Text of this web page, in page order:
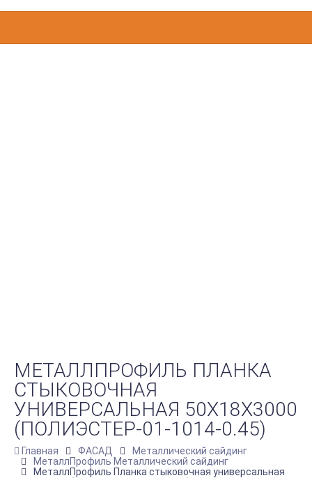
МЕТАЛЛПРОФИЛЬ ПЛАНКА
СТЫКОВОЧНАЯ
УНИВЕРСАЛЬНАЯ 50Х18Х3000
(ПОЛИЭСТЕР-01-1014-0.45)
Главная ФАСАД
Металлический сайдинг
МеталлПрофиль Металлический сайдинг
МеталлПрофиль Планка стыковочная универсальная